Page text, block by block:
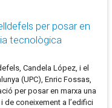
per posar en
tecnològica
Candela López, i el
(UPC), Enric Fossas,
per posar en marxa una
coneixement a l’edifici